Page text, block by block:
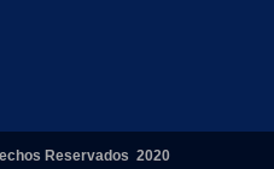
Reservados 2020